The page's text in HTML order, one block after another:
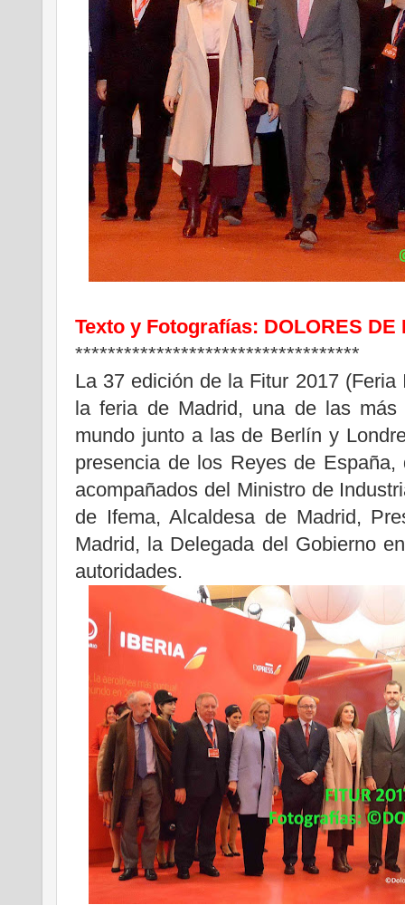
Texto y Fotografías: DOLORES DE
***********************************
La 37 edición de la Fitur 2017 (Feria
la feria de Madrid, una de las
mundo junto a las de Berlín y
presencia de los Reyes de
acompañados del Ministro de
de Ifema, Alcaldesa de Madrid,
Madrid, la Delegada del Gobierno
autoridades.